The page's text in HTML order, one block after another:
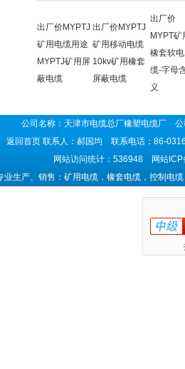
出厂价MYPTJ
矿用电缆用途
MYPTJ矿用屏
蔽电缆
出厂价MYPTJ
矿用移动电缆
10kv矿用橡套
屏蔽电缆
出厂价
MYPT矿
橡套软电
缆-字母
义
公司名称：天津市电缆总厂橡塑电缆厂
返回首页联系人：郝国均 联系电话：86-
网站访问统计：536948 网站ICP
业生产、销售：矿用电缆，橡套电缆，控制电